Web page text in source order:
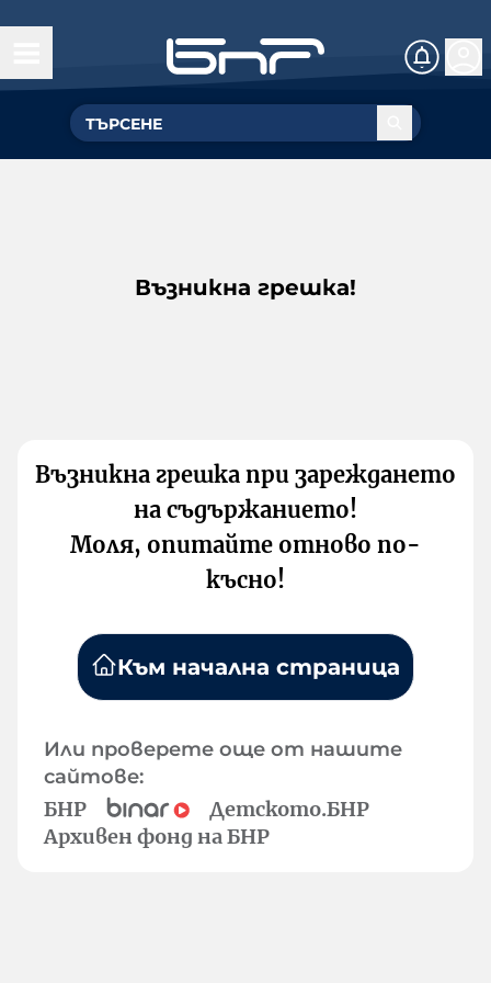
Възникна грешка!
Възникна грешка при зареждането
на съдържанието!
Моля, опитайте отново по-
късно!
Към начална страница
Или проверете още от нашите
сайтове:
БНР
Детското.БНР
Архивен фонд на БНР